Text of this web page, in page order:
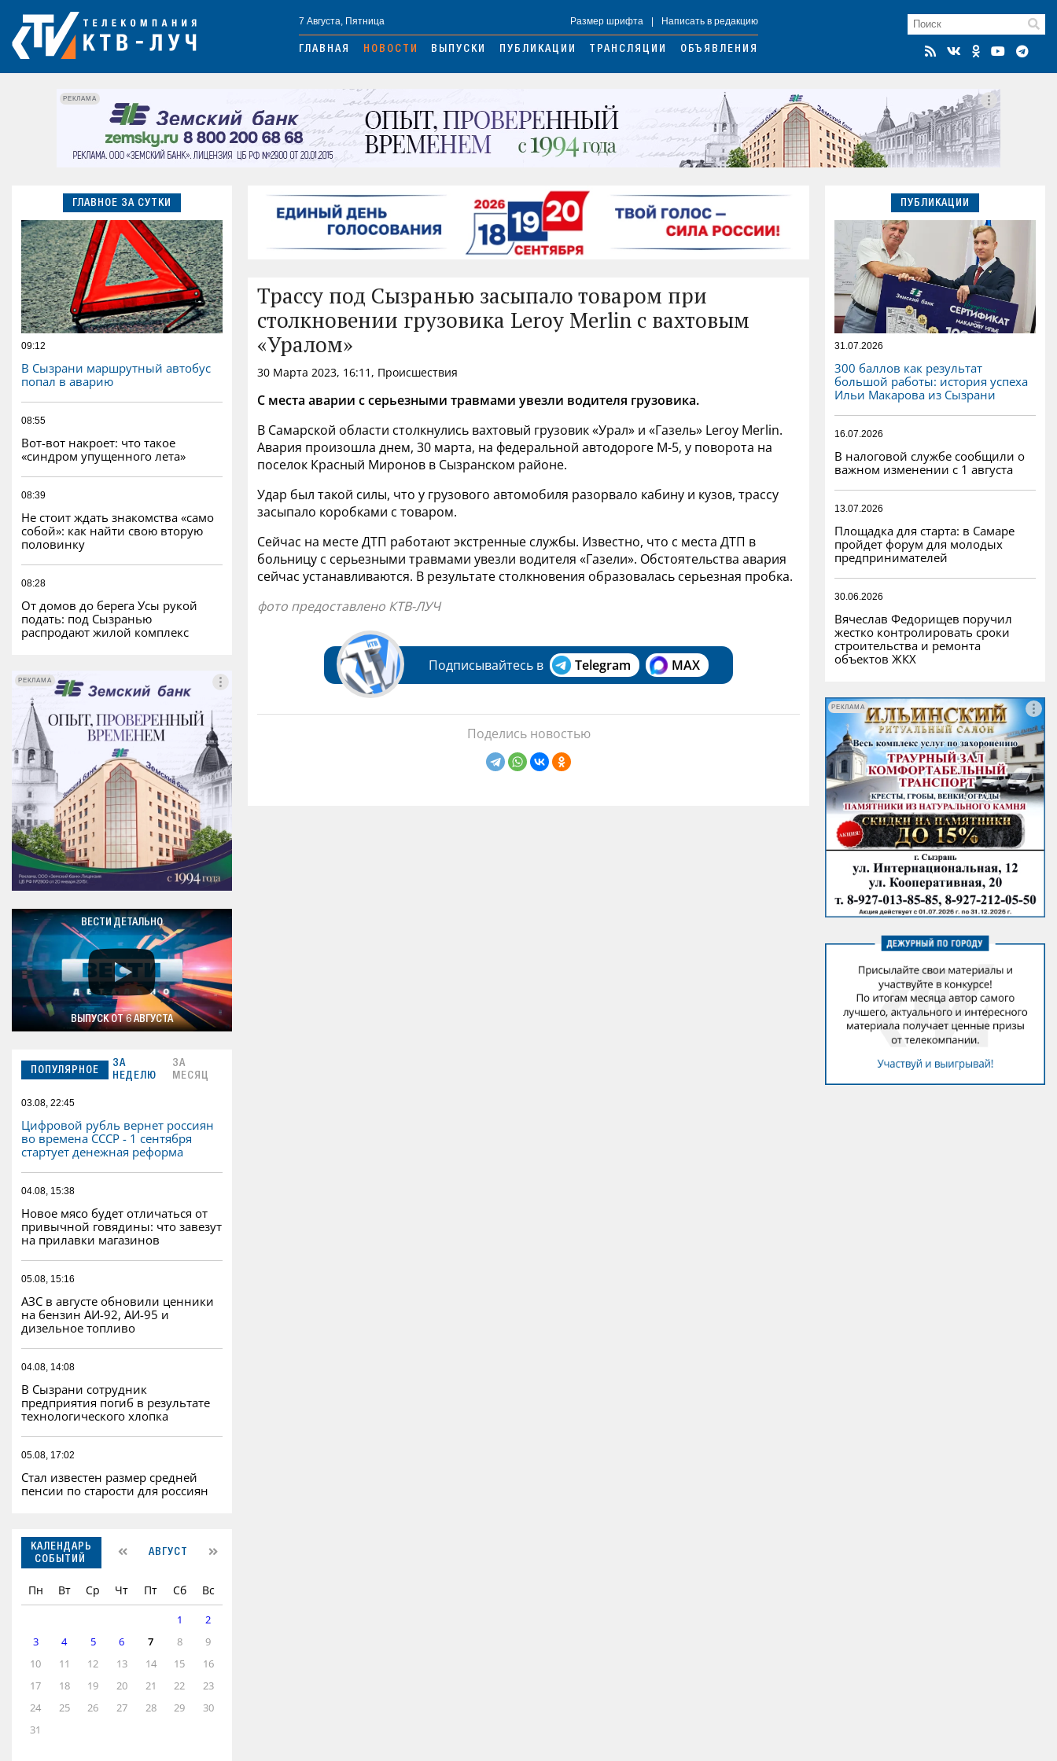
7 Августа, Пятница Размер шрифта Написать в редакцию
ГЛАВНАЯ НОВОСТИ ВЫПУСКИ ПУБЛИКАЦИИ ТРАНСЛЯЦИИ ОБЪЯВЛЕНИЯ
РЕКЛАМА
ГЛАВНОЕ ЗА СУТКИ
09:12
В Сызрани маршрутный автобус
попал в аварию
08:55
Вот-вот накроет: что такое
«синдром упущенного лета»
08:39
Не стоит ждать знакомства «само
собой»: как найти свою вторую
половинку
08:28
От домов до берега Усы рукой
подать: под Сызранью
распродают жилой комплекс
РЕКЛАМА
РЕКЛАМА
ВЕСТИ ДЕТАЛЬНО
ВЫПУСК ОТ 6 АВГУСТА
ПОПУЛЯРНОЕ
ЗА
НЕДЕЛЮ
ЗА
МЕСЯЦ
03.08, 22:45
Цифровой рубль вернет россиян
во времена СССР - 1 сентября
стартует денежная реформа
04.08, 15:38
Новое мясо будет отличаться от
привычной говядины: что завезут
на прилавки магазинов
05.08, 15:16
АЗС в августе обновили ценники
на бензин АИ-92, АИ-95 и
дизельное топливо
04.08, 14:08
В Сызрани сотрудник
предприятия погиб в результате
технологического хлопка
05.08, 17:02
Стал известен размер средней
пенсии по старости для россиян
КАЛЕНДАРЬ
СОБЫТИЙ
АВГУСТ
Пн Вт Ср Чт Пт Сб Вс
1
2
3
4 5 6 7 8
9
10
11 12 13 14 15
16
17
18 19 20 21 22
23
24
25 26 27 28 29
30
31
Трассу под Сызранью засыпало товаром при
столкновении грузовика Leroy Merlin с вахтовым
«Уралом»
30 Марта 2023, 16:11, Происшествия
С места аварии с серьезными травмами увезли водителя грузовика.
В Самарской области столкнулись вахтовый грузовик «Урал» и «Газель» Leroy Merlin.
Авария произошла днем, 30 марта, на федеральной автодороге М-5, у поворота на
поселок Красный Миронов в Сызранском районе.
Удар был такой силы, что у грузового автомобиля разорвало кабину и кузов, трассу
засыпало коробками с товаром.
Сейчас на месте ДТП работают экстренные службы. Известно, что с места ДТП в
больницу с серьезными травмами увезли водителя «Газели». Обстоятельства авария
сейчас устанавливаются. В результате столкновения образовалась серьезная пробка.
фото предоставлено КТВ-ЛУЧ
Подписывайтесь в Telegram MAX
Поделись новостью
ПУБЛИКАЦИИ
31.07.2026
300 баллов как результат
большой работы: история успеха
Ильи Макарова из Сызрани
16.07.2026
В налоговой службе сообщили о
важном изменении с 1 августа
13.07.2026
Площадка для старта: в Самаре
пройдет форум для молодых
предпринимателей
30.06.2026
Вячеслав Федорищев поручил
жестко контролировать сроки
строительства и ремонта
объектов ЖКХ
РЕКЛАМА